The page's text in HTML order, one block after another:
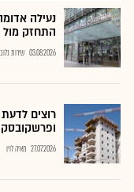
התחזק מול
03.08.2026 שירות
רוצים
27.07.2026 מאיה לוין